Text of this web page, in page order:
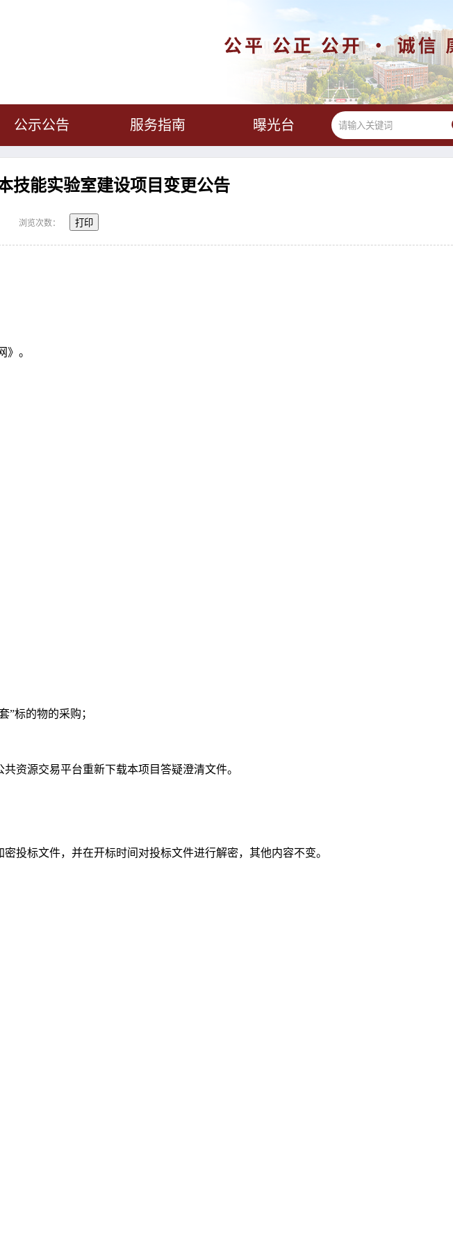
公示公告 服务指南 曝光台
技能实验室建设项目变更公告
浏览次数： 打印
。
”标的物的采购；
资源交易平台重新下载本项目答疑澄清文件。
投标文件，并在开标时间对投标文件进行解密，其他内容不变。